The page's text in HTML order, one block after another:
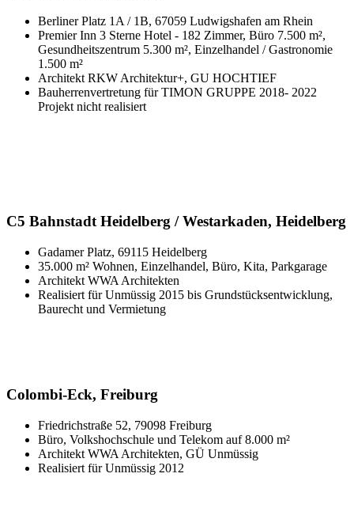
Berliner Platz 1A / 1B, 67059 Ludwigshafen am Rhein
Premier Inn 3 Sterne Hotel - 182 Zimmer, Büro 7.500 m²,
Gesundheitszentrum 5.300 m², Einzelhandel / Gastronomie
1.500 m²
Architekt RKW Architektur+, GU HOCHTIEF
Bauherrenvertretung für TIMON GRUPPE 2018- 2022
Projekt nicht realisiert
C5 Bahnstadt Heidelberg / Westarkaden, Heidelberg
Gadamer Platz, 69115 Heidelberg
35.000 m² Wohnen, Einzelhandel, Büro, Kita, Parkgarage
Architekt WWA Architekten
Realisiert für Unmüssig 2015 bis Grundstücksentwicklung,
Baurecht und Vermietung
Colombi-Eck, Freiburg
Friedrichstraße 52, 79098 Freiburg
Büro, Volkshochschule und Telekom auf 8.000 m²
Architekt WWA Architekten, GÜ Unmüssig
Realisiert für Unmüssig 2012